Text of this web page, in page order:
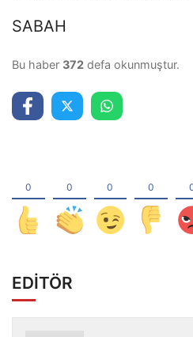
SABAH
Bu haber 372 defa okunmuştur.
EDİTÖR